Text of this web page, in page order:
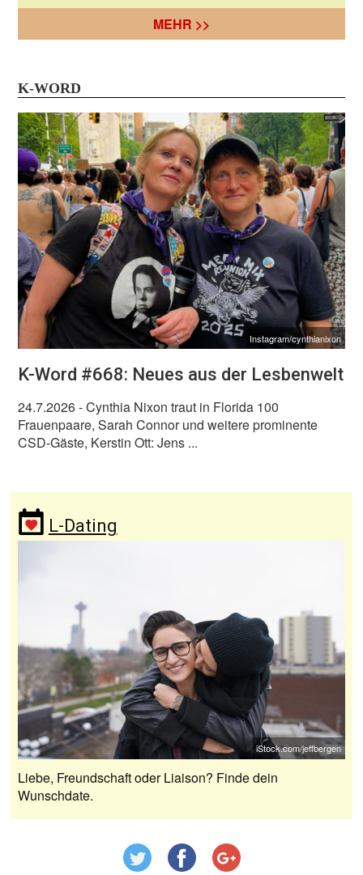
MEHR >>
K-WORD
Instagram/cynthianixon
K-Word #668: Neues aus der Lesbenwelt
24.7.2026- Cynthia Nixon traut in Florida 100
Frauenpaare, Sarah Connor und weitere prominente
CSD-Gäste, Kerstin Ott: Jens ...
L-Dating
iStock.com/jeffbergen
Liebe, Freundschaft oder Liaison? Finde dein
Wunschdate.